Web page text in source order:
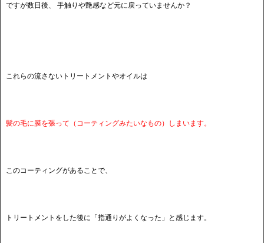
ですが数日後、 手触りや艶感など元に戻っていませんか？
これらの流さないトリートメントやオイルは
髪の毛に膜を張って（コーティングみたいなもの）しまいます。
このコーティングがあることで、
トリートメントをした後に「指通りがよくなった」と感じます。